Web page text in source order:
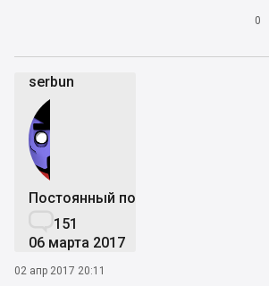
0
serbun
Постоянный пользователь
151
06 марта 2017
02 апр 2017 20:11